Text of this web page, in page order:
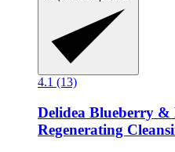
4.1 (13)
Delidea Blueberry &
Regenerating